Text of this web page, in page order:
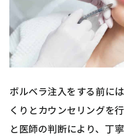
ボルベラ注入をする前に
くりとカウンセリングを
と医師の判断により、丁